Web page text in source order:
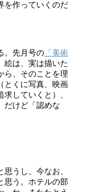
を作っていくのだ
。先月号の 「美術
絵は、実は描いた
ら、そのことを理
とくに写真、映画
していくと）、
だけど「認めな
うし、今なお、
思う。ホテルの部